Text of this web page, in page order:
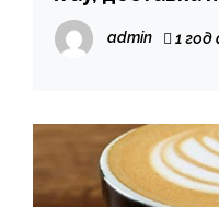
растаможки
admin 1 год